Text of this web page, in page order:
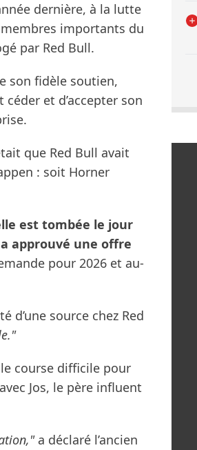
dernière, à la lutte
importants du
par Red Bull.
son fidèle soutien,
et d’accepter son
que Red Bull avait
: soit Horner
est tombée le jour
approuvé une offre
pour 2026 et au-
d’une source chez Red
course difficile pour
Jos, le père influent
a déclaré l’ancien